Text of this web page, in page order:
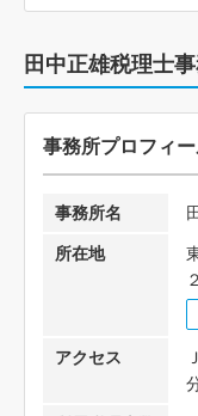
田中正雄税理士
事務所プロフィ
事務所名
所在地
２
アクセス